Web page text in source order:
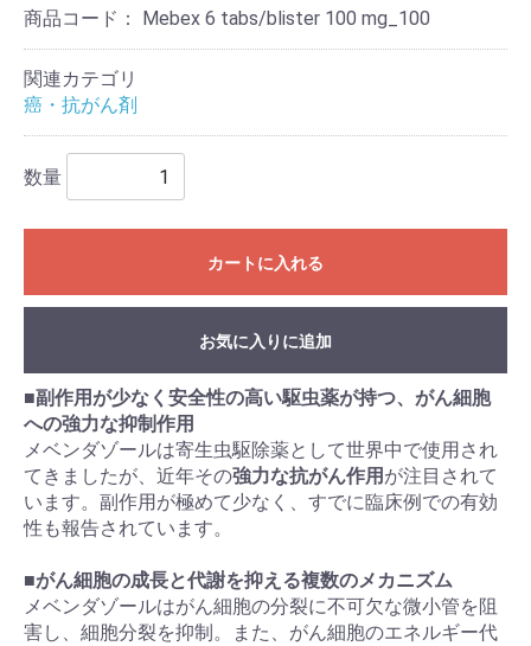
商品コード： Mebex 6 tabs/blister 100 mg_100
関連カテゴリ
癌・抗がん剤
数量
カートに入れる
お気に入りに追加
■副作用が少なく安全性の高い駆虫薬が持つ、がん細胞
への強力な抑制作用
メベンダゾールは寄生虫駆除薬として世界中で使用され
てきましたが、近年その強力な抗がん作用 が注目されて
います。副作用が極めて少なく、すでに臨床例での有効
性も報告されています。
■がん細胞の成長と代謝を抑える複数のメカニズム
メベンダゾールはがん細胞の分裂に不可欠な微小管を阻
害し、細胞分裂を抑制。また、がん細胞のエネルギー代